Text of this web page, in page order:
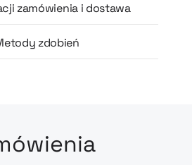
zamówienia i dostawa
zdobień